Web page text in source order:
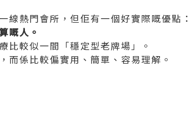
線熱門會所，但佢有一個好實際嘅優點：
嘅人。
比較似一間「穩定型老牌場」。
而係比較偏實用、簡單、容易理解。